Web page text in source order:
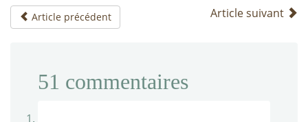
Article précédent Article suivant
51 commentaires